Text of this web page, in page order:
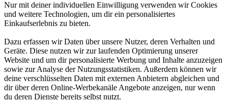
Nur mit deiner individuellen Einwilligung verwenden wir Cookies
und weitere Technologien, um dir ein personalisiertes
Einkaufserlebnis zu bieten.
Dazu erfassen wir Daten über unsere Nutzer, deren Verhalten und
Geräte. Diese nutzen wir zur laufenden Optimierung unserer
Website und um dir personalisierte Werbung und Inhalte anzuzeigen
sowie zur Analyse der Nutzungsstatistiken. Außerdem können wir
deine verschlüsselten Daten mit externen Anbietern abgleichen und
dir über deren Online-Werbekanäle Angebote anzeigen, nur wenn
du deren Dienste bereits selbst nutzt.